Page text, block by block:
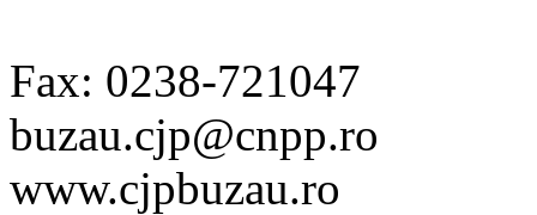
Fax: 0238-721047
buzau.cjp@cnpp.ro
www.cjpbuzau.ro